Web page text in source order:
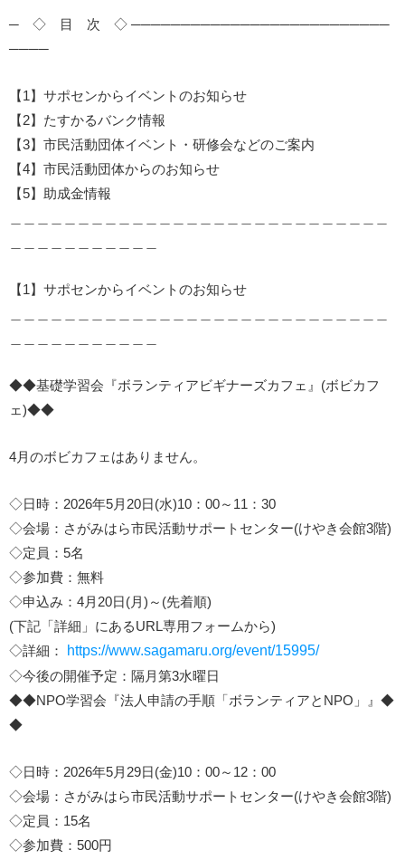
─ ◇ 目 次 ◇ ──────────────────────────
────
【1】サポセンからイベントのお知らせ
【2】たすかるバンク情報
【3】市民活動団体イベント・研修会などのご案内
【4】市民活動団体からのお知らせ
【5】助成金情報
【1】サポセンからイベントのお知らせ
◆◆基礎学習会『ボランティアビギナーズカフェ』(ボビカフ
ェ)◆◆
4月のボビカフェはありません。
◇日時：2026年5月20日(水)10：00～11：30
◇会場：さがみはら市民活動サポートセンター(けやき会館3階)
◇定員：5名
◇参加費：無料
◇申込み：4月20日(月)～(先着順)
(下記「詳細」にあるURL専用フォームから)
◇詳細：
https://www.sagamaru.org/event/15995/
◇今後の開催予定：隔月第3水曜日
◆◆NPO学習会『法人申請の手順「ボランティアとNPO」』◆
◆
◇日時：2026年5月29日(金)10：00～12：00
◇会場：さがみはら市民活動サポートセンター(けやき会館3階)
◇定員：15名
◇参加費：500円